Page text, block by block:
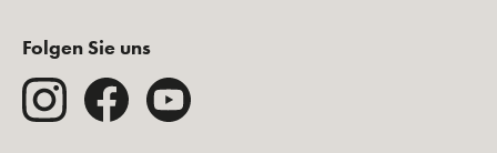
Folgen Sie uns